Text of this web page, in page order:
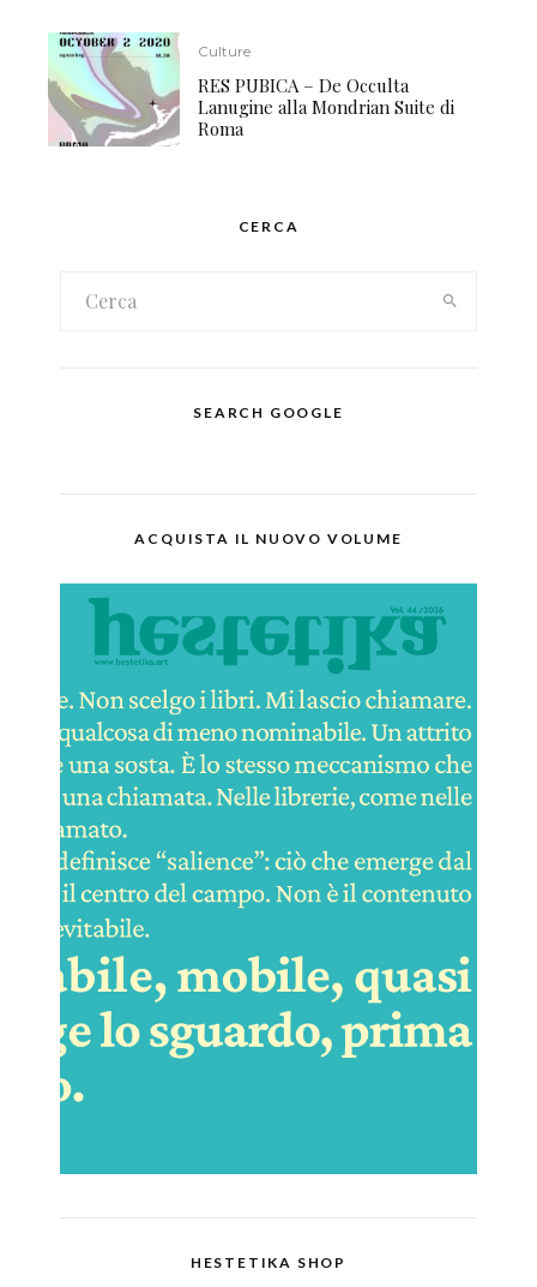
Culture
RES PUBICA – De Occulta
Lanugine alla Mondrian Suite di
Roma
CERCA
SEARCH GOOGLE
ACQUISTA IL NUOVO VOLUME
HESTETIKA SHOP